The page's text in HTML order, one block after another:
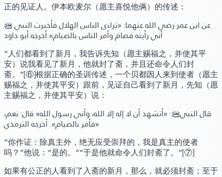
正的见证人。伊本欧麦尔（愿主喜悦他俩）的传述：
عن ابن عمر رضي الله عنهما: «تراءى الناس الهلال فأخبرت النبي ﷺ
أني رأيته فصام وأمر الناس بالصيام».أخرجه أبو داود
“人们都看到了新月，我告诉先知（愿主赐福之，并使其平
安）说我看见了新月，他就封了斋，并且还命令人们封
斋。”[⑥]根据正确的圣训传述，一个贝都因人来到使者（愿主
赐福之，并使其平安）跟前，见证自己看到了新月，先知（愿
主赐福之，并使其平安）说：
قال النبيﷺ: «أتشهد أن لا إله إلا الله، وأني رسول الله» قال: نعم،
«فأمر بالصيام». أخرجه الترمذي
“你作证：除真主外，绝无应受崇拜的，我是真主的使者
吗？”他说： “是的。”“于是他就命令人们封斋了。”[⑦]
如果有公正的人看到了入斋的新月，那么，就必须封斋；至于